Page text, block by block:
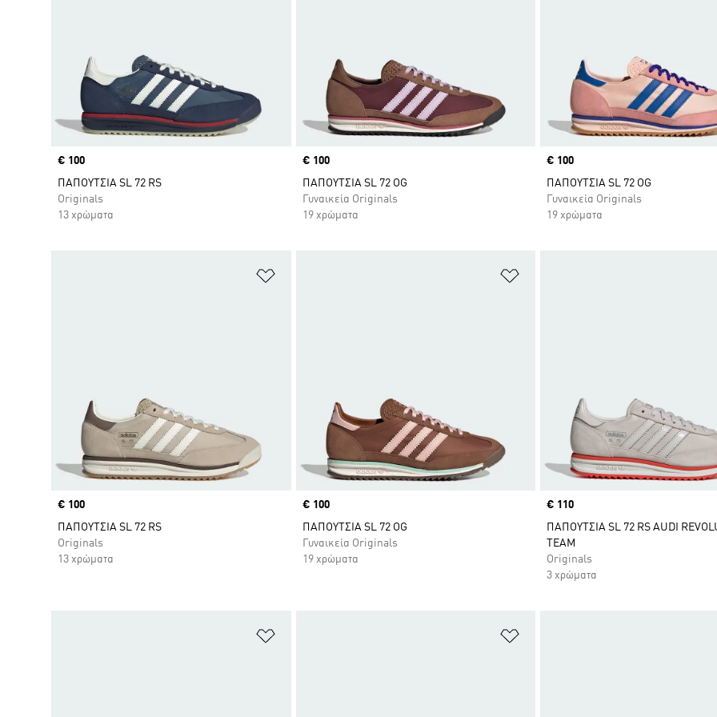
Price
€ 100
ΠΑΠΟΥΤΣΙΑ SL 72 RS
Originals
13 χρώματα
Price
€ 100
ΠΑΠΟΥΤΣΙΑ SL 72 OG
Γυναικεία Originals
19 χρώματα
Price
€ 100
ΠΑΠΟΥΤΣΙΑ SL 72 OG
Γυναικεία Originals
19 χρώματα
Price
€ 100
ΠΑΠΟΥΤΣΙΑ SL 72 RS
Originals
13 χρώματα
Price
€ 100
ΠΑΠΟΥΤΣΙΑ SL 72 OG
Γυναικεία Originals
19 χρώματα
Price
€ 110
ΠΑΠΟΥΤΣΙΑ SL 72 RS AUDI
TEAM
Originals
3 χρώματα